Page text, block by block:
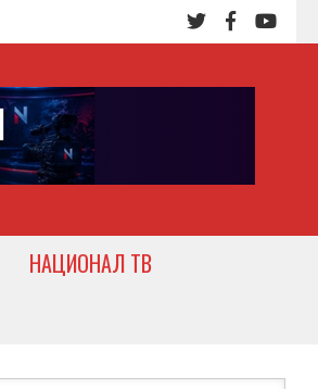
НАЦИОНАЛ ТВ